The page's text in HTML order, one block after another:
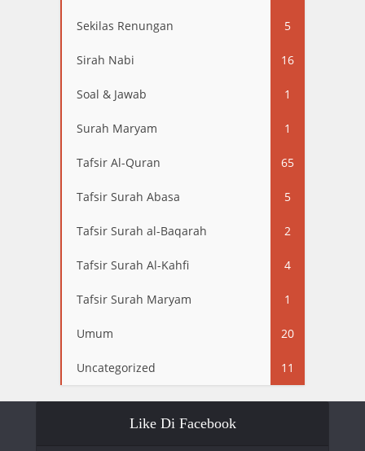
Sekilas Renungan 5
Sirah Nabi 16
Soal & Jawab 1
Surah Maryam 1
Tafsir Al-Quran 65
Tafsir Surah Abasa 5
Tafsir Surah al-Baqarah 2
Tafsir Surah Al-Kahfi 4
Tafsir Surah Maryam 1
Umum 20
Uncategorized 11
Like Di Facebook